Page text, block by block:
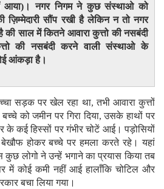
आया)। नगर निगम ने कुछ संस्थाओ को
ज़िम्मेदारी सौंप रखी है लेकिन न तो नगर
साल में कितने आवारा कुत्तो की नसबंदी
की नसबंदी करने वाली संस्थाओ के
आंकड़ा है।
सड़क पर खेल रहा था, तभी आवारा कुत्तों
को जमीन पर गिरा दिया, उसके हाथों पर
के कई हिस्सों पर गंभीर चोटें आई। पड़ोसियों
होकर बच्चे पर हमला करते रहे। यहां
लोगो ने उन्हें भगाने का प्रयास किया तब
में कोई कमी नहीं आई हालाँकि चोटिल और
बचा लिया गया।